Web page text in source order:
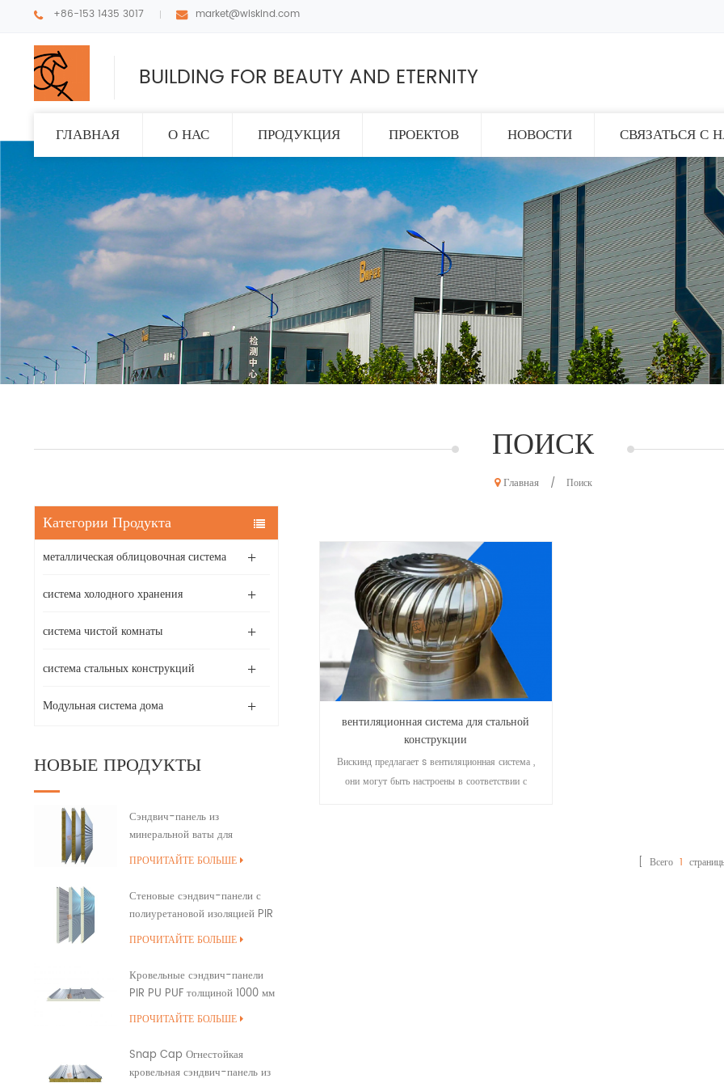
+86-153 1435 3017 market@wiskind.com
BUILDING FOR BEAUTY AND ETERNITY
ГЛАВНАЯ О НАС ПРОДУКЦИЯ ПРОЕКТОВ НОВОСТИ СВЯЗАТЬСЯ С
ПОИСК
Главная / Поиск
Категории Продукта
металлическая облицовочная система
система холодного хранения
система чистой комнаты
система стальных конструкций
Модульная система дома
НОВЫЕ ПРОДУКТЫ
Сэндвич-панель из
минеральной ваты для
наружной стены здания с
кромок
ПРОЧИТАЙТЕ БОЛЬШЕ
Стеновые сэндвич-панели с
полиуретановой изоляцией PIR
PUR PU
ПРОЧИТАЙТЕ БОЛЬШЕ
Кровельные сэндвич-панели
PIR PU PUF толщиной 1000 мм
с перекрытием
ПРОЧИТАЙТЕ БОЛЬШЕ
Snap Cap Огнестойкая
кровельная сэндвич-панель из
вентиляционная система для стальной
конструкции
Вискинд предлагает s вентиляционная система ,
они могут быть настроены в соответствии с
[ Всего1